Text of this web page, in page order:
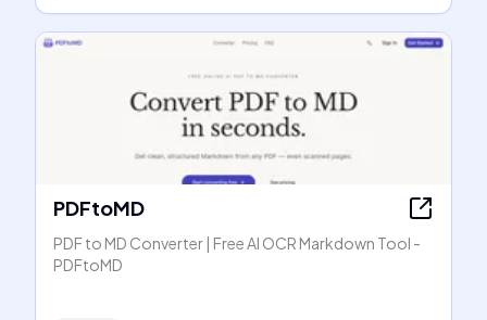
PDFtoMD
PDF to MD Converter | Free AI OCR Markdown Tool -
PDFtoMD